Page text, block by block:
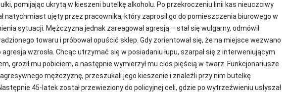
pomijając ukrytą w kieszeni butelkę alkoholu. Po przekroczeniu linii kas nieuczciwy
natychmiast ujęty przez pracownika, który zaprosił go do pomieszczenia biurowego w
sytuacji. Mężczyzna jednak zareagował agresją – stał się wulgarny, odmówił
towaru i próbował opuścić sklep. Gdy zorientował się, że na miejsce wezwano
agresja wzrosła. Chcąc utrzymać się w posiadaniu łupu, szarpał się z interweniującym
groził mu pobiciem, a następnie wymierzył mu cios pięścią w twarz. Funkcjonariusze
mężczyznę, przeszukali jego kieszenie i znaleźli przy nim butelkę
45-latek został przewieziony do policyjnej celi, gdzie po wytrzeźwieniu usłyszał